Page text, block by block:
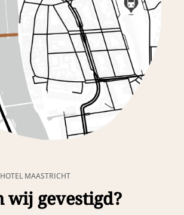
MAASTRICHT
wij gevestigd?